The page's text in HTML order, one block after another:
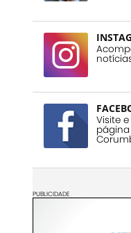
Visite
PUBLICIDADE